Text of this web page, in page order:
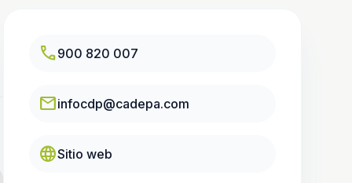
call900 820 007
emailinfocdp@cadepa.com
languageSitio web